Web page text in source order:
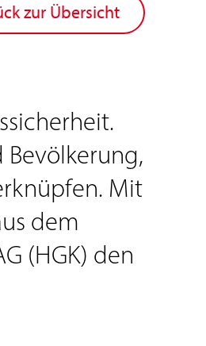
zur Übersicht
Bevölkerung,
Mit
dem
(HGK) den